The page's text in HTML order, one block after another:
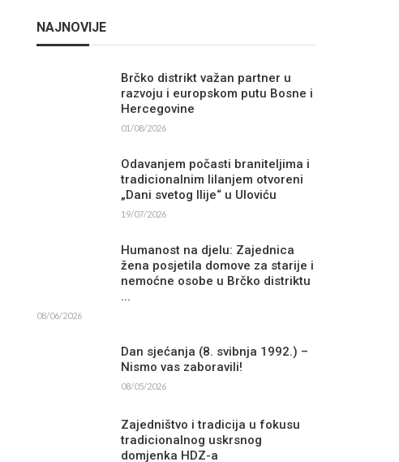
NAJNOVIJE
Brčko distrikt važan partner u
razvoju i europskom putu Bosne i
Hercegovine
01/08/2026
Odavanjem počasti braniteljima i
tradicionalnim lilanjem otvoreni
„Dani svetog Ilije“ u Uloviću
19/07/2026
Humanost na djelu: Zajednica
žena posjetila domove za starije i
nemoćne osobe u Brčko distriktu
...
08/06/2026
Dan sjećanja (8. svibnja 1992.) –
Nismo vas zaboravili!
08/05/2026
Zajedništvo i tradicija u fokusu
tradicionalnog uskrsnog
domjenka HDZ-a